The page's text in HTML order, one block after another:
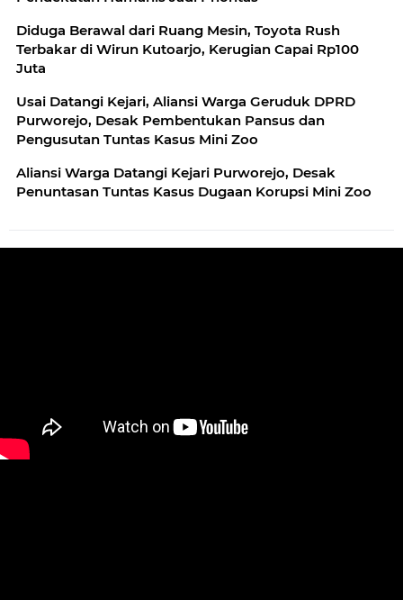
Diduga Berawal dari Ruang Mesin, Toyota Rush
Terbakar di Wirun Kutoarjo, Kerugian Capai Rp100
Juta
Usai Datangi Kejari, Aliansi Warga Geruduk DPRD
Purworejo, Desak Pembentukan Pansus dan
Pengusutan Tuntas Kasus Mini Zoo
Aliansi Warga Datangi Kejari Purworejo, Desak
Penuntasan Tuntas Kasus Dugaan Korupsi Mini Zoo